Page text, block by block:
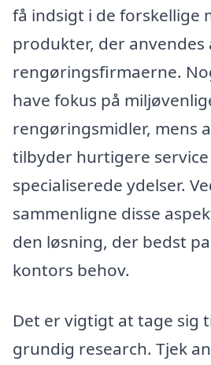
få indsigt i de forskellige
produkter, der anvendes
rengøringsfirmaerne.
have fokus på
rengøringsmidler, mens
tilbyder hurtigere
specialiserede ydelser.
sammenligne disse
den løsning, der bedst
kontors behov.
Det er vigtigt at tage sig
grundig research. Tjek